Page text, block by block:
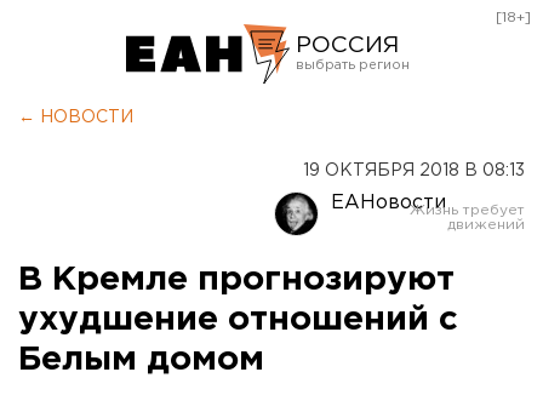
РОССИЯ
Оренбург
[18+]
← НОВОСТИ
19 ОКТЯБРЯ 2018 В 08:13
ЕАНовости
В Кремле прогнозируют
ухудшение отношений с
Белым домом